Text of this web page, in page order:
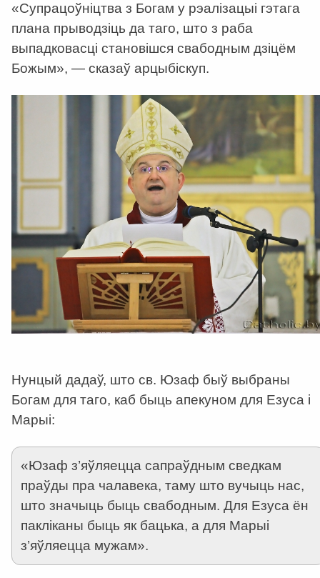
«Супрацоўніцтва з Богам у рэалізацыі гэтага
плана прыводзіць да таго, што з раба
выпадковасці становішся свабодным дзіцём
Божым», — сказаў арцыбіскуп.
Нунцый дадаў, што св. Юзаф быў выбраны
Богам для таго, каб быць апекуном для Езуса і
Марыі:
«Юзаф з’яўляецца сапраўдным сведкам
праўды пра чалавека, таму што вучыць нас,
што значыць быць свабодным. Для Езуса ён
пакліканы быць як бацька, а для Марыі
з’яўляецца мужам».